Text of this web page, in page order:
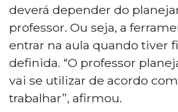
deverá depender do
professor. Ou seja, a
entrar na aula quando tiver
definida. “O professor
vai se utilizar de acordo
trabalhar”, afirmou.